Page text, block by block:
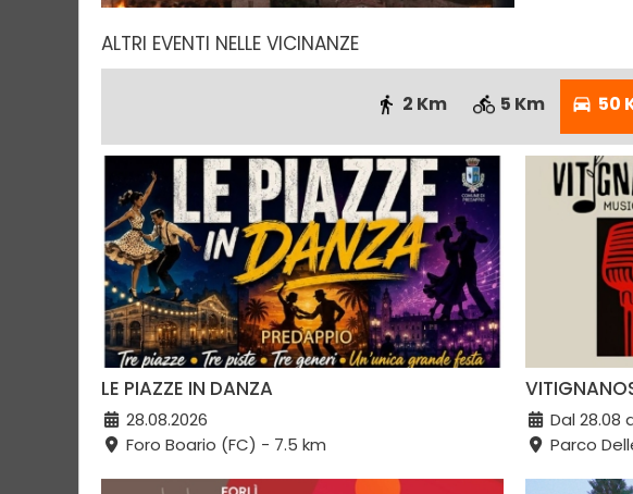
ALTRI EVENTI NELLE VICINANZE
2 Km 5 Km 50
LE PIAZZE IN DANZA
28.08.2026
Foro Boario (FC) - 7.5 km
Dal 28.08
Parco